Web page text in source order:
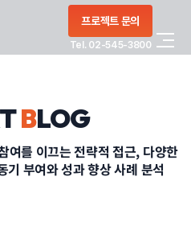
프로젝트 문의
Tel. 02-545-3800
BLOG
여를 이끄는 전략적 접근, 다양한
기 부여와 성과 향상 사례 분석